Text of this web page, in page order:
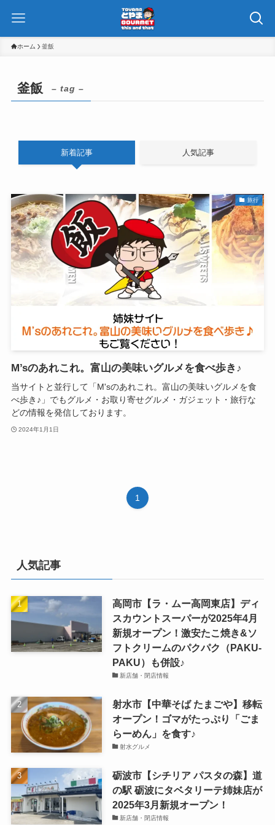
ホーム 釜飯
釜飯 – tag –
新着記事 人気記事
旅行
M’sのあれこれ。富山の美味いグルメを食べ歩き♪
当サイトと並行して「M'sのあれこれ。富山の美味いグルメを食
べ歩き♪」でもグルメ・お取り寄せグルメ・ガジェット・旅行な
どの情報を発信しております。
2024年1月1日
1
人気記事
高岡市【ラ・ムー高岡東店】ディ
スカウントスーパーが2025年4月
新規オープン！激安たこ焼き&ソ
フトクリームのパクパク（PAKU-
PAKU）も併設♪
新店舗・閉店情報
射水市【中華そば たまごや】移転
オープン！ゴマがたっぷり「ごま
らーめん」を食す♪
射水グルメ
砺波市【シチリア パスタの森】道
の駅 砺波にタベタリーテ姉妹店が
2025年3月新規オープン！
新店舗・閉店情報